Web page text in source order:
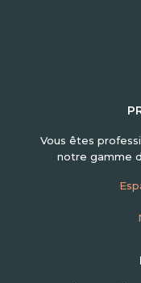
Vous êtes
notre gamme